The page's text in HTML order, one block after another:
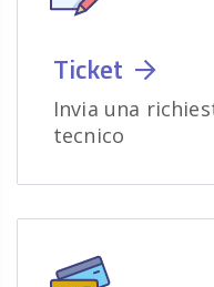
Ticket
Invia una
tecnico